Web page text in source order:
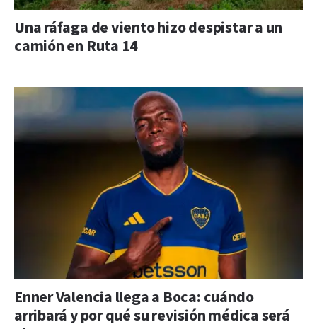
Una ráfaga de viento hizo despistar a un
camión en Ruta 14
Enner Valencia llega a Boca: cuándo
arribará y por qué su revisión médica será